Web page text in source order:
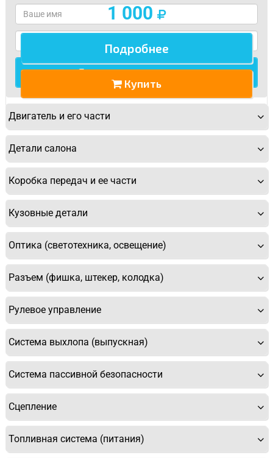
1 000
Подробнее
Купить
Двигатель и его части
Детали салона
Коробка передач и ее части
Кузовные детали
Оптика (светотехника, освещение)
Разъем (фишка, штекер, колодка)
Рулевое управление
Система выхлопа (выпускная)
Система пассивной безопасности
Сцепление
Топливная система (питания)
Спасибо, мне это не нужно!